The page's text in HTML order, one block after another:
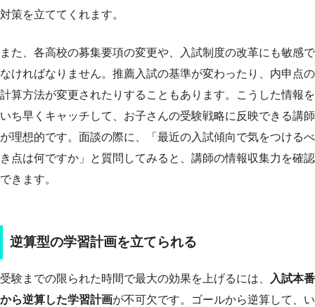
対策を立ててくれます。
また、各高校の募集要項の変更や、入試制度の改革にも敏感で
なければなりません。推薦入試の基準が変わったり、内申点の
計算方法が変更されたりすることもあります。こうした情報を
いち早くキャッチして、お子さんの受験戦略に反映できる講師
が理想的です。面談の際に、「最近の入試傾向で気をつけるべ
き点は何ですか」と質問してみると、講師の情報収集力を確認
できます。
逆算型の学習計画を立てられる
受験までの限られた時間で最大の効果を上げるには、
入試本番
から逆算した学習計画が不可欠です。ゴールから逆算して、い